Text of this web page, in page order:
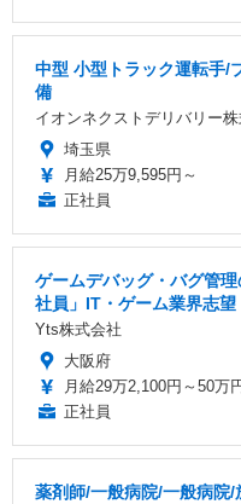
中型 小型トラック運転手/
備
イオンネクストデリバリー
埼玉県
月給25万9,595円～
正社員
ゲームデバッグ・バグ管
社員」IT・ゲーム業界志
Yts株式会社
大阪府
月給29万2,100円～50万
正社員
薬剤師/一般病院/一般病院